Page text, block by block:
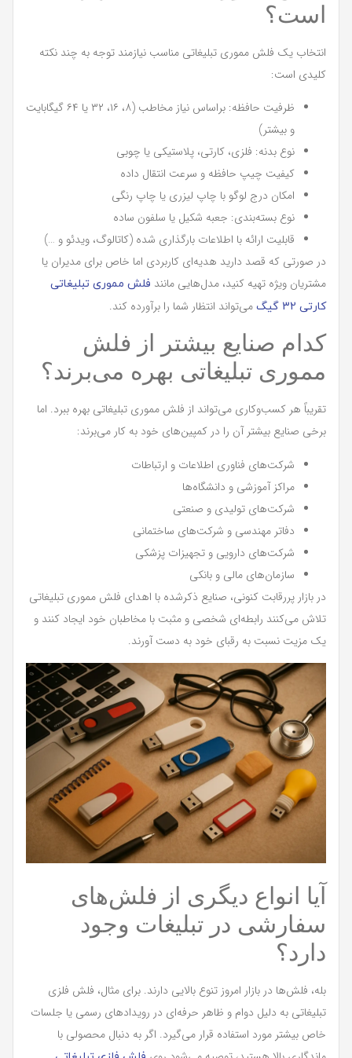
است؟
انتخاب یک فلش مموری تبلیغاتی مناسب نیازمند توجه به چند نکته
کلیدی است:
ظرفیت حافظه: براساس نیاز مخاطب (۸، ۱۶، ۳۲ یا ۶۴ گیگابایت
و بیشتر)
نوع بدنه: فلزی، کارتی، پلاستیکی یا چوبی
کیفیت چیپ حافظه و سرعت انتقال داده
امکان درج لوگو با چاپ لیزری یا چاپ رنگی
نوع بسته‌بندی: جعبه شکیل یا سلفون ساده
قابلیت ارائه با اطلاعات بارگذاری شده (کاتالوگ، ویدئو و …)
در صورتی که قصد دارید هدیه‌ای کاربردی اما خاص برای مدیران یا
مشتریان ویژه تهیه کنید، مدل‌هایی مانند فلش مموری تبلیغاتی
کارتی 32 گیگ
می‌تواند انتظار شما را برآورده کند.
کدام صنایع بیشتر از فلش
مموری تبلیغاتی بهره می‌برند؟
تقریباً هر کسب‌وکاری می‌تواند از فلش مموری تبلیغاتی بهره ببرد. اما
برخی صنایع بیشتر آن را در کمپین‌های خود به کار می‌برند:
شرکت‌های فناوری اطلاعات و ارتباطات
مراکز آموزشی و دانشگاه‌ها
شرکت‌های تولیدی و صنعتی
دفاتر مهندسی و شرکت‌های ساختمانی
شرکت‌های دارویی و تجهیزات پزشکی
سازمان‌های مالی و بانکی
در بازار پررقابت کنونی، صنایع ذکرشده با اهدای فلش مموری تبلیغاتی
تلاش می‌کنند رابطه‌ای شخصی و مثبت با مخاطبان خود ایجاد کنند و
یک مزیت نسبت به رقبای خود به دست آورند.
آیا انواع دیگری از فلش‌های
سفارشی در تبلیغات وجود
دارد؟
بله، فلش‌ها در بازار امروز تنوع بالایی دارند. برای مثال، فلش فلزی
تبلیغاتی به دلیل دوام و ظاهر حرفه‌ای در رویدادهای رسمی یا جلسات
خاص بیشتر مورد استفاده قرار می‌گیرد. اگر به دنبال محصولی با